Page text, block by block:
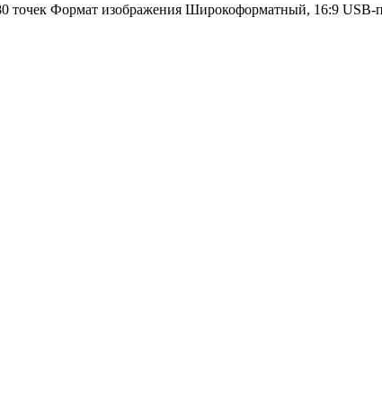
точек Формат изображения Широкоформатный, 16:9 USB-